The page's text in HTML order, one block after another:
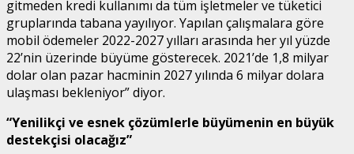
gitmeden kredi kullanımı da tüm işletmeler ve tüketici
gruplarında tabana yayılıyor. Yapılan çalışmalara göre
mobil ödemeler 2022-2027 yılları arasında her yıl yüzde
22’nin üzerinde büyüme gösterecek. 2021’de 1,8 milyar
dolar olan pazar hacminin 2027 yılında 6 milyar dolara
ulaşması bekleniyor” diyor.
“Yenilikçi ve esnek çözümlerle büyümenin en büyük
destekçisi olacağız”